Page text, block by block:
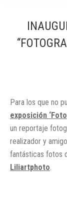
Para los que no
exposición
un reportaje
realizador y amigo
fantásticas fotos
Liliartphoto.